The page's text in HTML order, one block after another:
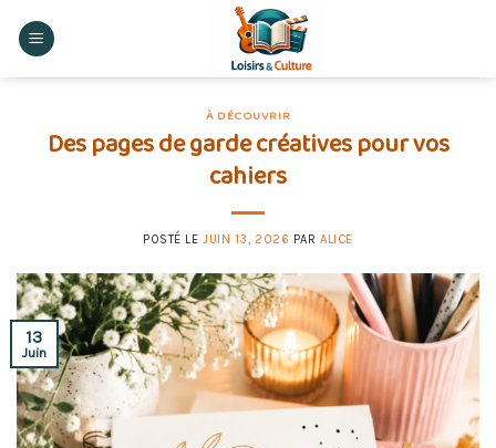
À DÉCOUVRIR
Des pages de garde créatives pour vos
cahiers
POSTÉ LEJUIN 13, 2026 PARALICE
13
Juin